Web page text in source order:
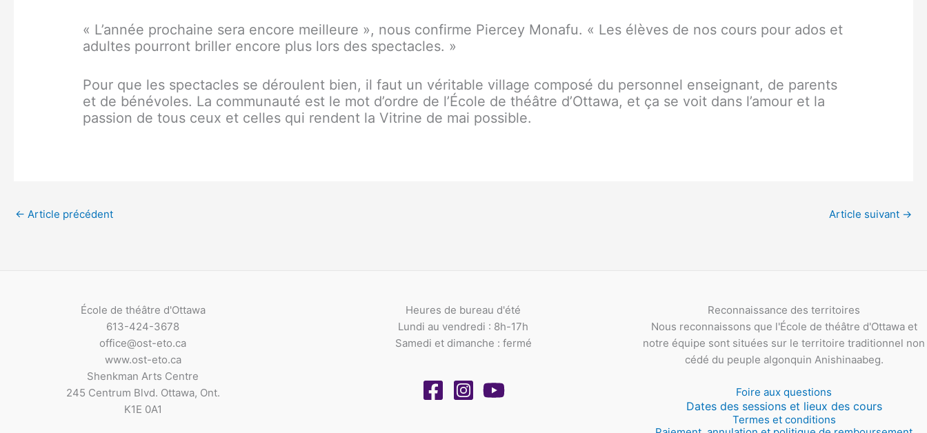
« L’année prochaine sera encore meilleure », nous confirme Piercey Monafu. « Les élèves de nos cours pour ados et
adultes pourront briller encore plus lors des spectacles. »
Pour que les spectacles se déroulent bien, il faut un véritable village composé du personnel enseignant, de parents
et de bénévoles. La communauté est le mot d’ordre de l’École de théâtre d’Ottawa, et ça se voit dans l’amour et la
passion de tous ceux et celles qui rendent la Vitrine de mai possible.
← Article précédent Article suivant →
École de théâtre d'Ottawa
613-424-3678
office@ost-eto.ca
www.ost-eto.ca
Shenkman Arts Centre
245 Centrum Blvd. Ottawa, Ont.
K1E 0A1
Heures de bureau d'été
Lundi au vendredi : 8h-17h
Samedi et dimanche : fermé
Reconnaissance des territoires
Nous reconnaissons que l'École de théâtre d'Ottawa et
notre équipe sont situées sur le territoire traditionnel non
cédé du peuple algonquin Anishinaabeg.
Foire aux questions
Dates des sessions et lieux des cours
Termes et conditions